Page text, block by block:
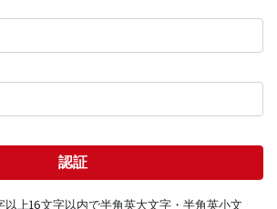
認証
上16文字以内で半角英大文字・半角英小文